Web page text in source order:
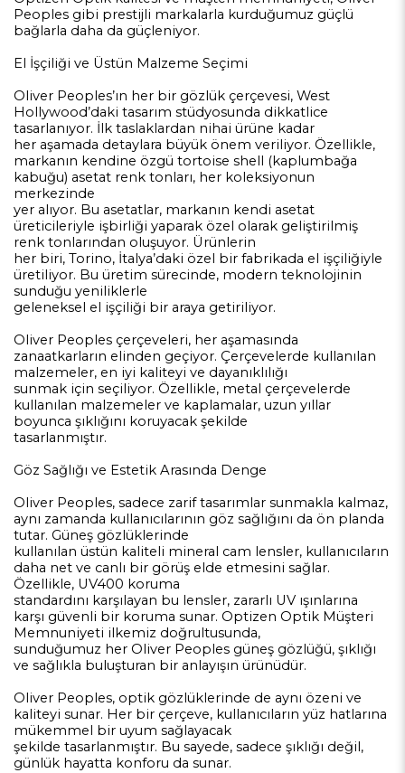
Peoples gibi prestijli markalarla kurduğumuz güçlü
bağlarla daha da güçleniyor.
El İşçiliği ve Üstün Malzeme Seçimi
Oliver Peoples’ın her bir gözlük çerçevesi, West
Hollywood’daki tasarım stüdyosunda dikkatlice
tasarlanıyor. İlk taslaklardan nihai ürüne kadar
her aşamada detaylara büyük önem veriliyor. Özellikle,
markanın kendine özgü tortoise shell (kaplumbağa
kabuğu) asetat renk tonları, her koleksiyonun
merkezinde
yer alıyor. Bu asetatlar, markanın kendi asetat
üreticileriyle işbirliği yaparak özel olarak geliştirilmiş
renk tonlarından oluşuyor. Ürünlerin
her biri, Torino, İtalya’daki özel bir fabrikada el işçiliğiyle
üretiliyor. Bu üretim sürecinde, modern teknolojinin
sunduğu yeniliklerle
geleneksel el işçiliği bir araya getiriliyor.
Oliver Peoples çerçeveleri, her aşamasında
zanaatkarların elinden geçiyor. Çerçevelerde kullanılan
malzemeler, en iyi kaliteyi ve dayanıklılığı
sunmak için seçiliyor. Özellikle, metal çerçevelerde
kullanılan malzemeler ve kaplamalar, uzun yıllar
boyunca şıklığını koruyacak şekilde
tasarlanmıştır.
Göz Sağlığı ve Estetik Arasında Denge
Oliver Peoples, sadece zarif tasarımlar sunmakla kalmaz,
aynı zamanda kullanıcılarının göz sağlığını da ön planda
tutar. Güneş gözlüklerinde
kullanılan üstün kaliteli mineral cam lensler, kullanıcıların
daha net ve canlı bir görüş elde etmesini sağlar.
Özellikle, UV400 koruma
standardını karşılayan bu lensler, zararlı UV ışınlarına
karşı güvenli bir koruma sunar. Optizen Optik Müşteri
Memnuniyeti ilkemiz doğrultusunda,
sunduğumuz her Oliver Peoples güneş gözlüğü, şıklığı
ve sağlıkla buluşturan bir anlayışın ürünüdür.
Oliver Peoples, optik gözlüklerinde de aynı özeni ve
kaliteyi sunar. Her bir çerçeve, kullanıcıların yüz hatlarına
mükemmel bir uyum sağlayacak
şekilde tasarlanmıştır. Bu sayede, sadece şıklığı değil,
günlük hayatta konforu da sunar.